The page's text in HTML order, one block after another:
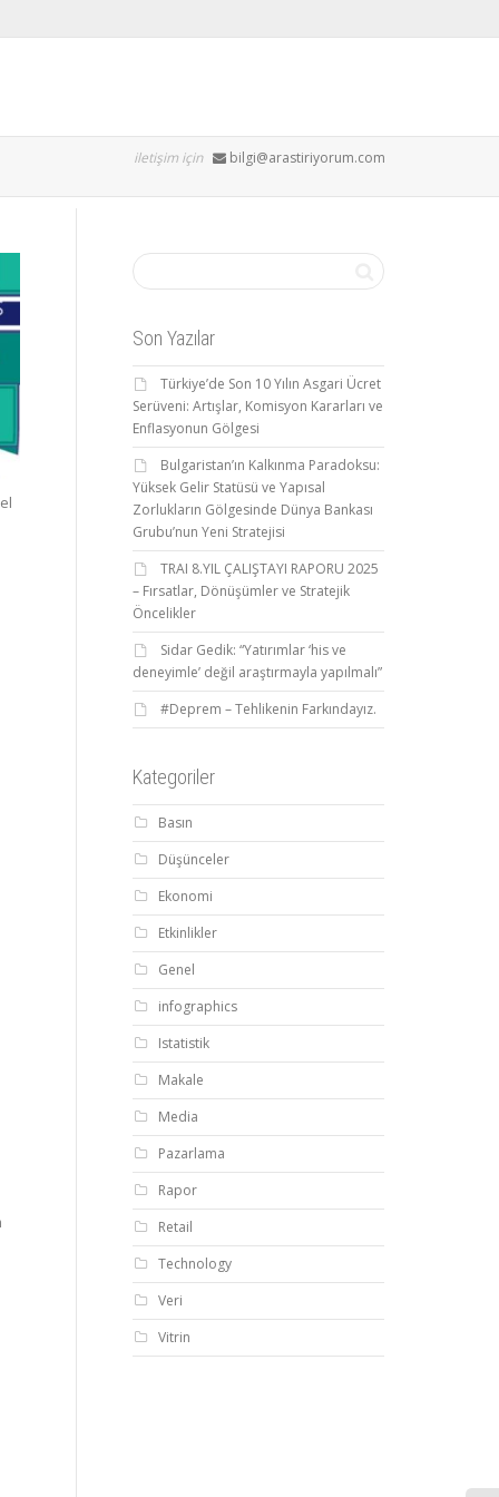
iletişim için bilgi@arastiriyorum.com
Son Yazılar
Türkiye’de Son 10 Yılın Asgari Ücret
Serüveni: Artışlar, Komisyon Kararları ve
Enflasyonun Gölgesi
Bulgaristan’ın Kalkınma Paradoksu:
Yüksek Gelir Statüsü ve Yapısal
Zorlukların Gölgesinde Dünya Bankası
Grubu’nun Yeni Stratejisi
TRAI 8.YIL ÇALIŞTAYI RAPORU 2025
– Fırsatlar, Dönüşümler ve Stratejik
Öncelikler
Sidar Gedik: “Yatırımlar ‘his ve
deneyimle’ değil araştırmayla yapılmalı”
#Deprem – Tehlikenin Farkındayız.
Kategoriler
Basın
Düşünceler
Ekonomi
Etkinlikler
Genel
infographics
Istatistik
Makale
Media
Pazarlama
Rapor
Retail
Technology
Veri
Vitrin